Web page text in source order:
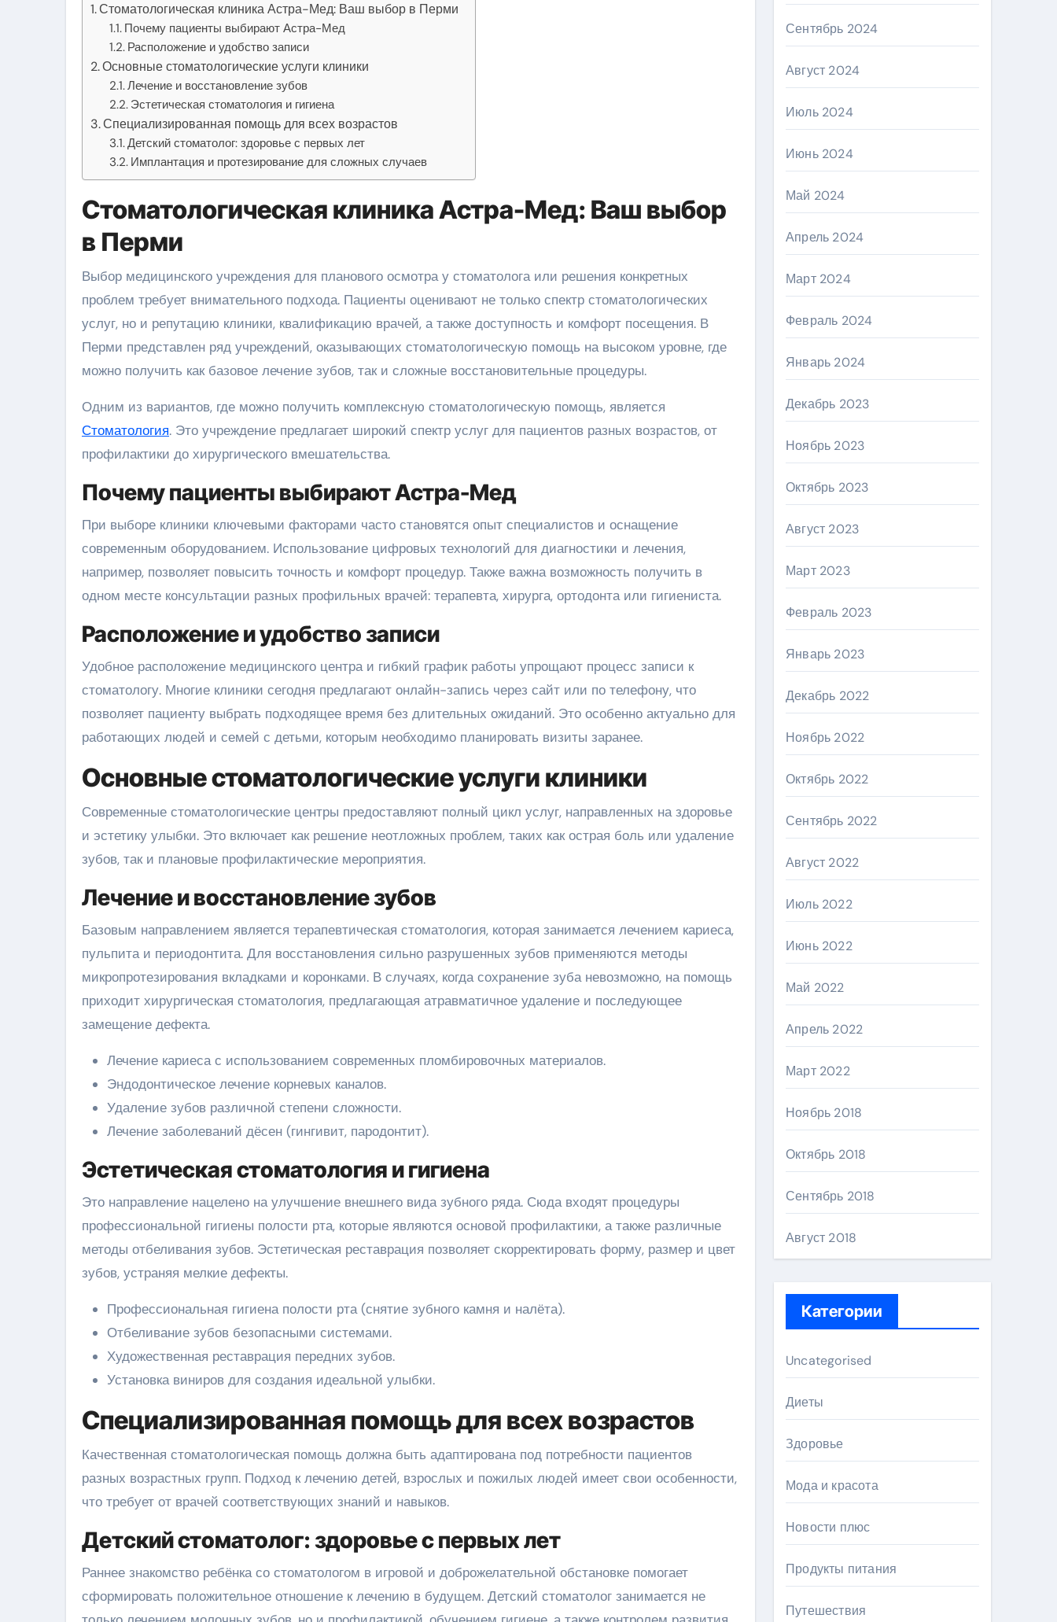
Стоматологическая клиника Астра-Мед: Ваш выбор в Перми
Почему пациенты выбирают Астра-Мед
Расположение и удобство записи
Основные стоматологические услуги клиники
Лечение и восстановление зубов
Эстетическая стоматология и гигиена
Специализированная помощь для всех возрастов
Детский стоматолог: здоровье с первых лет
Имплантация и протезирование для сложных случаев
Стоматологическая клиника Астра-Мед: Ваш выбор
в Перми
Выбор медицинского учреждения для планового осмотра у стоматолога или решения конкретных
проблем требует внимательного подхода. Пациенты оценивают не только спектр стоматологических
услуг, но и репутацию клиники, квалификацию врачей, а также доступность и комфорт посещения. В
Перми представлен ряд учреждений, оказывающих стоматологическую помощь на высоком уровне, где
можно получить как базовое лечение зубов, так и сложные восстановительные процедуры.
Одним из вариантов, где можно получить комплексную стоматологическую помощь, является
Стоматология. Это учреждение предлагает широкий спектр услуг для пациентов разных возрастов, от
профилактики до хирургического вмешательства.
Почему пациенты выбирают Астра-Мед
При выборе клиники ключевыми факторами часто становятся опыт специалистов и оснащение
современным оборудованием. Использование цифровых технологий для диагностики и лечения,
например, позволяет повысить точность и комфорт процедур. Также важна возможность получить в
одном месте консультации разных профильных врачей: терапевта, хирурга, ортодонта или гигиениста.
Расположение и удобство записи
Удобное расположение медицинского центра и гибкий график работы упрощают процесс записи к
стоматологу. Многие клиники сегодня предлагают онлайн-запись через сайт или по телефону, что
позволяет пациенту выбрать подходящее время без длительных ожиданий. Это особенно актуально для
работающих людей и семей с детьми, которым необходимо планировать визиты заранее.
Основные стоматологические услуги клиники
Современные стоматологические центры предоставляют полный цикл услуг, направленных на здоровье
и эстетику улыбки. Это включает как решение неотложных проблем, таких как острая боль или удаление
зубов, так и плановые профилактические мероприятия.
Лечение и восстановление зубов
Базовым направлением является терапевтическая стоматология, которая занимается лечением кариеса,
пульпита и периодонтита. Для восстановления сильно разрушенных зубов применяются методы
микропротезирования вкладками и коронками. В случаях, когда сохранение зуба невозможно, на помощь
приходит хирургическая стоматология, предлагающая атравматичное удаление и последующее
замещение дефекта.
Лечение кариеса с использованием современных пломбировочных материалов.
Эндодонтическое лечение корневых каналов.
Удаление зубов различной степени сложности.
Лечение заболеваний дёсен (гингивит, пародонтит).
Эстетическая стоматология и гигиена
Это направление нацелено на улучшение внешнего вида зубного ряда. Сюда входят процедуры
профессиональной гигиены полости рта, которые являются основой профилактики, а также различные
методы отбеливания зубов. Эстетическая реставрация позволяет скорректировать форму, размер и цвет
зубов, устраняя мелкие дефекты.
Профессиональная гигиена полости рта (снятие зубного камня и налёта).
Отбеливание зубов безопасными системами.
Художественная реставрация передних зубов.
Установка виниров для создания идеальной улыбки.
Специализированная помощь для всех возрастов
Качественная стоматологическая помощь должна быть адаптирована под потребности пациентов
разных возрастных групп. Подход к лечению детей, взрослых и пожилых людей имеет свои особенности,
что требует от врачей соответствующих знаний и навыков.
Детский стоматолог: здоровье с первых лет
Раннее знакомство ребёнка со стоматологом в игровой и доброжелательной обстановке помогает
сформировать положительное отношение к лечению в будущем. Детский стоматолог занимается не
Сентябрь 2024
Август 2024
Июль 2024
Июнь 2024
Май 2024
Апрель 2024
Март 2024
Февраль 2024
Январь 2024
Декабрь 2023
Ноябрь 2023
Октябрь 2023
Август 2023
Март 2023
Февраль 2023
Январь 2023
Декабрь 2022
Ноябрь 2022
Октябрь 2022
Сентябрь 2022
Август 2022
Июль 2022
Июнь 2022
Май 2022
Апрель 2022
Март 2022
Ноябрь 2018
Октябрь 2018
Сентябрь 2018
Август 2018
Категории
Uncategorised
Диеты
Здоровье
Мода и красота
Новости плюс
Продукты питания
Путешествия